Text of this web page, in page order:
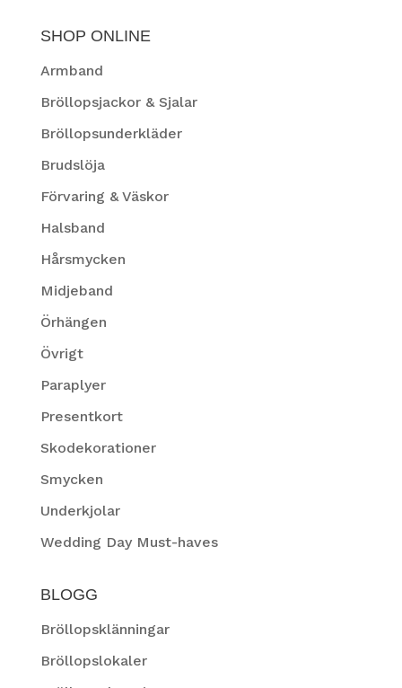
SHOP ONLINE
Armband
Bröllopsjackor & Sjalar
Bröllopsunderkläder
Brudslöja
Förvaring & Väskor
Halsband
Hårsmycken
Midjeband
Örhängen
Övrigt
Paraplyer
Presentkort
Skodekorationer
Smycken
Underkjolar
Wedding Day Must-haves
BLOGG
Bröllopsklänningar
Bröllopslokaler